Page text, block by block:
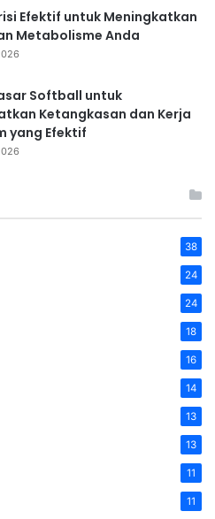
Efektif untuk Meningkatkan
Metabolisme Anda
Softball untuk
Ketangkasan dan Kerja
yang Efektif
38
24
24
18
16
14
13
13
11
11